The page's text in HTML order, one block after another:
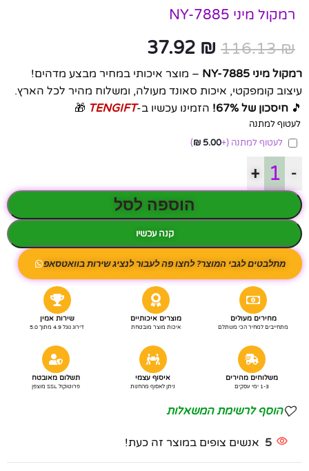
רמקול מיני NY-7885
116.13₪
37.92 ₪
רמקול מיני NY-7885
– מוצר איכותי במחיר מבצע מדהים!
עיצוב קומפקטי, איכות סאונד מעולה, ומשלוח מהיר לכל הארץ.
🎵 חיסכון של 67%! הזמינו עכשיו ב-TENGIFT
🎁
לעטוף למתנה
לעטוף למתנה (+
5.00
₪
)
-
+
הוספה לסל
קנה עכשיו
מתלבטים לגבי המוצר? לחצו פה לעבור לנציג שירות בוואטסאפ
מחירים מעולים
מתחייבים למחיר הכי משתלם
מוצרים איכותיים
איכות מוצר מובטחת
שירות אמין
דירוג גוגל 4.9 מתוך 5.0
משלוחים מהירים
1-3 ימי עסקים
איסוף עצמי
ניתן לאסוף מהחנות
תשלום מאובטח
פרוטוקול SSL מוצפן
הוסף לרשימת המשאלות
5 אנשים צופים במוצר זה כעת!